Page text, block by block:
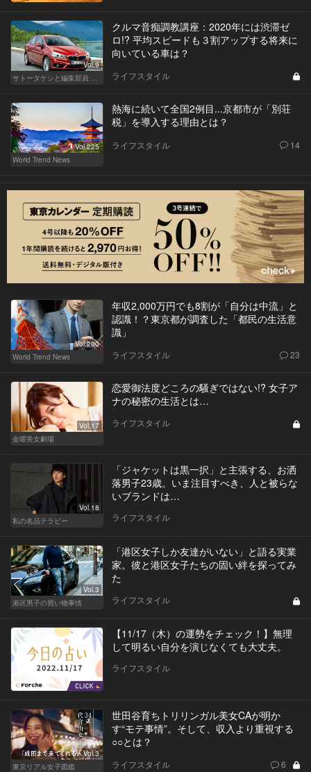
Vol.9
サトータケシと編集部員 船山の"CAR GENTSへの道"
クルマ音痴調教講座：2020年には渋滞ゼ
ロ!? 平均スピードも３割アップする将来に
向いている車は？
ライフスタイル
Vol.225
World Trend News
熱海に続いて全国2例目...京都市が「別荘
税」を導入する理由とは？
ライフスタイル 14
Vol.200
World Trend News
年収2,000万円でも8割が「自分は中流」と
認識！？東京都が調査した「都民の生活意
識」
ライフスタイル 23
Vol.17
金曜美女劇場
恋愛御法度どころの騒ぎではない!? 女子ア
ナの秘密の生活とは…
ライフスタイル
Vol.18
私の名品テラピー
「ジャケットは黒一択」と主張する、お洒
落男子23歳。いま注目すべき、人と被らな
いブランドは…
ライフスタイル
Vol.3
港区男子の買い物事情
「港区女子しか友達がいない」と語る実業
家。彼と港区女子たちの固い絆を探ってみ
た
ライフスタイル
【11/17（木）の運勢をチェック！】無理
して明るい自分を演じなくても大丈夫。
ライフスタイル
Vol.3
東京リアル女子図鑑
世田谷育ちトリリンガル美女CAが明か
す“モテ事情”。そして、収入より重視する
○○とは？
ライフスタイル 6